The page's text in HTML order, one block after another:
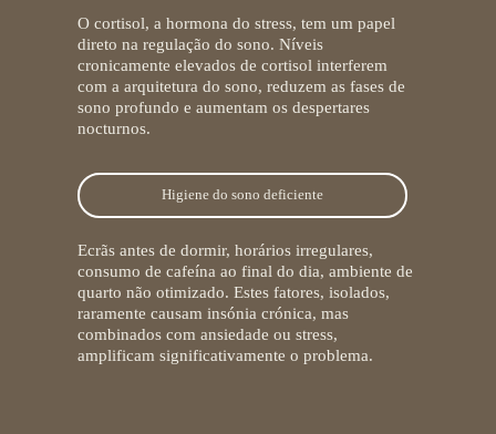
O cortisol, a hormona do stress, tem um papel
direto na regulação do sono. Níveis
cronicamente elevados de cortisol interferem
com a arquitetura do sono, reduzem as fases de
sono profundo e aumentam os despertares
nocturnos.
Higiene do sono deficiente
Ecrãs antes de dormir, horários irregulares,
consumo de cafeína ao final do dia, ambiente de
quarto não otimizado. Estes fatores, isolados,
raramente causam insónia crónica, mas
combinados com ansiedade ou stress,
amplificam significativamente o problema.